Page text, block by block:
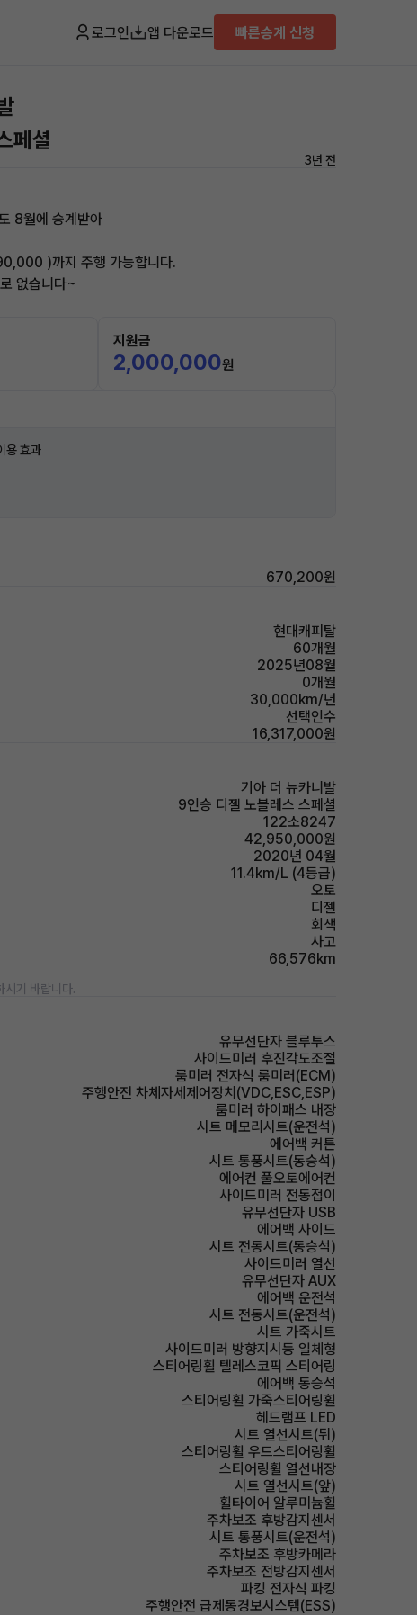
로그인 앱 다운로드 빠른승계 신청
페셜
3년 전
8월에 승계받아
)까지 주행 가능합니다.
없습니다~
지원금
2,000,000원
용 효과
670,200원
현대캐피탈
60개월
2025년08월
0개월
30,000km/년
선택인수
16,317,000원
기아 더 뉴카니발
9인승 디젤 노블레스 스페셜
122소8247
42,950,000원
2020년 04월
11.4km/L (4등급)
오토
디젤
회색
사고
66,576km
시기 바랍니다.
유무선단자 블루투스
사이드미러 후진각도조절
룸미러 전자식 룸미러(ECM)
주행안전 차체자세제어장치(VDC,ESC,ESP)
룸미러 하이패스 내장
시트 메모리시트(운전석)
에어백 커튼
시트 통풍시트(동승석)
에어컨 풀오토에어컨
사이드미러 전동접이
유무선단자 USB
에어백 사이드
시트 전동시트(동승석)
사이드미러 열선
유무선단자 AUX
에어백 운전석
시트 전동시트(운전석)
시트 가죽시트
사이드미러 방향지시등 일체형
스티어링휠 텔레스코픽 스티어링
에어백 동승석
스티어링휠 가죽스티어링휠
헤드램프 LED
시트 열선시트(뒤)
스티어링휠 우드스티어링휠
스티어링휠 열선내장
시트 열선시트(앞)
휠타이어 알루미늄휠
주차보조 후방감지센서
시트 통풍시트(운전석)
주차보조 후방카메라
주차보조 전방감지센서
파킹 전자식 파킹
주행안전 급제동경보시스템(ESS)